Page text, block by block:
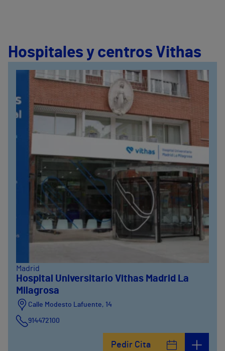
Hospitales y centros Vithas
Madrid
Hospital Universitario Vithas Madrid La
Milagrosa
Calle Modesto Lafuente, 14
914472100
Pedir Cita